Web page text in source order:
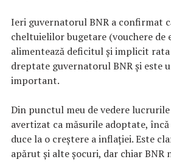
Ieri guvernatorul BNR a confirmat
cheltuielilor bugetare (vouchere de
alimentează deficitul și implicit
dreptate guvernatorul BNR și este
important.
Din punctul meu de vedere
avertizat ca măsurile adoptate,
duce la o creștere a inflației. Este
apărut și alte șocuri, dar chiar BNR